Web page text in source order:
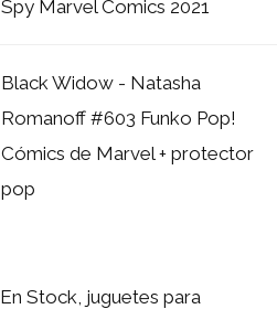
Spy Marvel Comics 2021
Black Widow - Natasha
Romanoff #603 Funko Pop!
Cómics de Marvel + protector
pop
En Stock, juguetes para